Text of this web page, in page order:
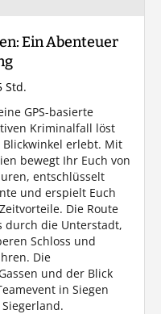
Ein Abenteuer
Std.
GPS-basierte
Kriminalfall löst
erlebt. Mit
bewegt Ihr Euch von
entschlüsselt
und erspielt Euch
Die Route
durch die Unterstadt,
Schloss und
Die
und der Blick
in Siegen